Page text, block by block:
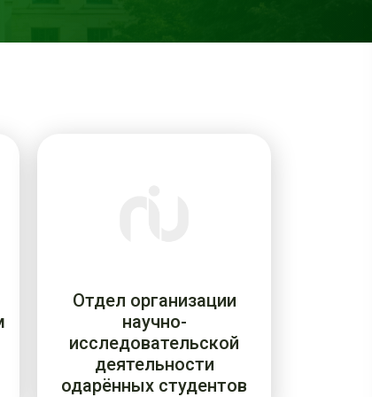
Отдел организации
научно-
исследовательской
деятельности
одарённых студентов